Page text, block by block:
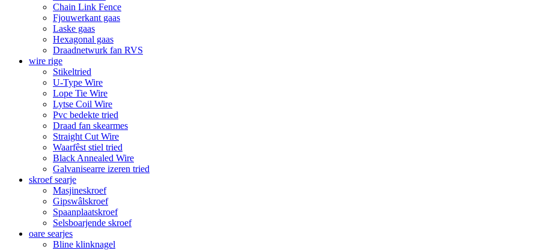
Chain Link Fence
Fjouwerkant gaas
Laske gaas
Hexagonal gaas
Draadnetwurk fan RVS
wire rige
Stikeltried
U-Type Wire
Lope Tie Wire
Lytse Coil Wire
Pvc bedekte tried
Draad fan skearmes
Straight Cut Wire
Waarfêst stiel tried
Black Annealed Wire
Galvanisearre izeren tried
skroef searje
Masjineskroef
Gipswâlskroef
Spaanplaatskroef
Selsboarjende skroef
oare searjes
Bline klinknagel